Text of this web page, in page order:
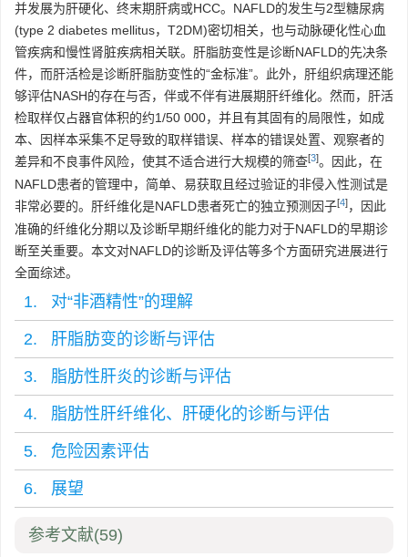
并发展为肝硬化、终末期肝病或HCC。NAFLD的发生与2型糖尿病
(type 2 diabetes mellitus，T2DM)密切相关，也与动脉硬化性心血
管疾病和慢性肾脏疾病相关联。肝脂肪变性是诊断NAFLD的先决条
件，而肝活检是诊断肝脂肪变性的“金标准”。此外，肝组织病理还能
够评估NASH的存在与否，伴或不伴有进展期肝纤维化。然而，肝活
检取样仅占器官体积的约1/50 000，并且有其固有的局限性，如成
本、因样本采集不足导致的取样错误、样本的错误处置、观察者的
差异和不良事件风险，使其不适合进行大规模的筛查[3]。因此，在
NAFLD患者的管理中，简单、易获取且经过验证的非侵入性测试是
非常必要的。肝纤维化是NAFLD患者死亡的独立预测因子[4]，因此
准确的纤维化分期以及诊断早期纤维化的能力对于NAFLD的早期诊
断至关重要。本文对NAFLD的诊断及评估等多个方面研究进展进行
全面综述。
1. 对“非酒精性”的理解
2. 肝脂肪变的诊断与评估
3. 脂肪性肝炎的诊断与评估
4. 脂肪性肝纤维化、肝硬化的诊断与评估
5. 危险因素评估
6. 展望
参考文献(59)